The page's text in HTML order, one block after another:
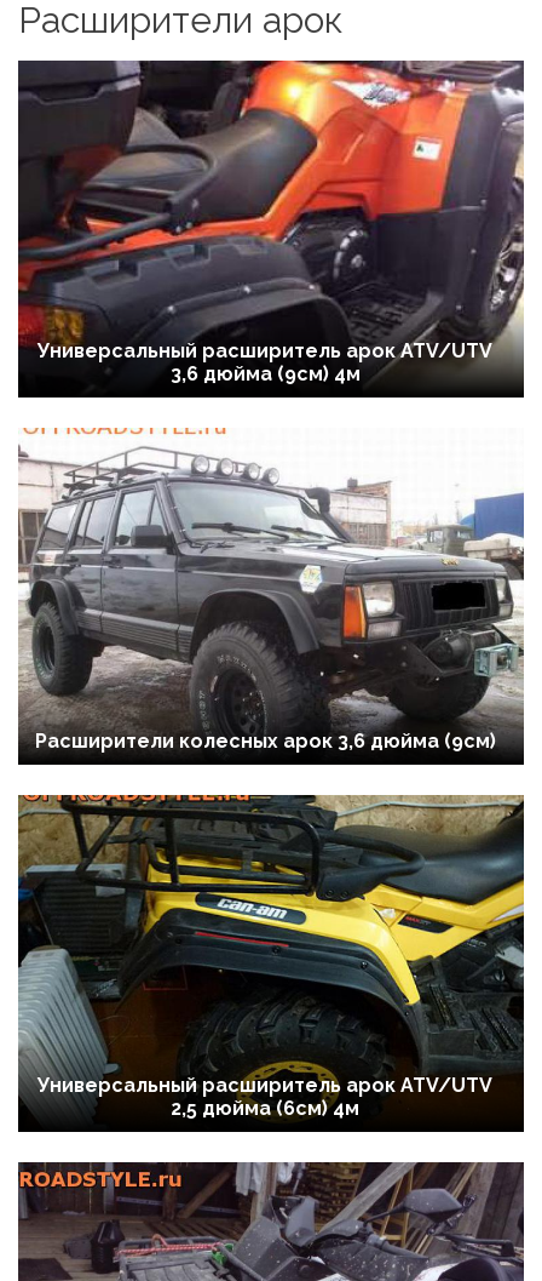
Расширители арок
Универсальный расширитель арок ATV/UTV
3,6 дюйма (9см) 4м
Расширители колесных арок 3,6 дюйма (9см)
Универсальный расширитель арок ATV/UTV
2,5 дюйма (6см) 4м